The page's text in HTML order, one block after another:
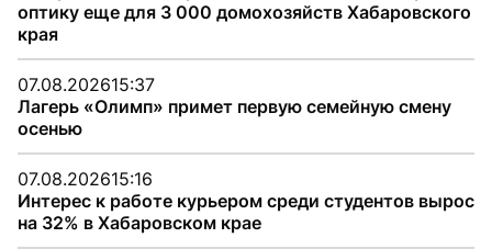
оптику еще для 3 000 домохозяйств Хабаровского
края
07.08.202615:37
Лагерь «Олимп» примет первую семейную смену
осенью
07.08.202615:16
Интерес к работе курьером среди студентов вырос
на 32% в Хабаровском крае